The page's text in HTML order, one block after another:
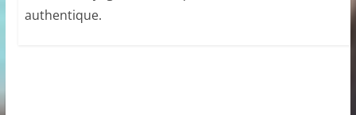
authentique.